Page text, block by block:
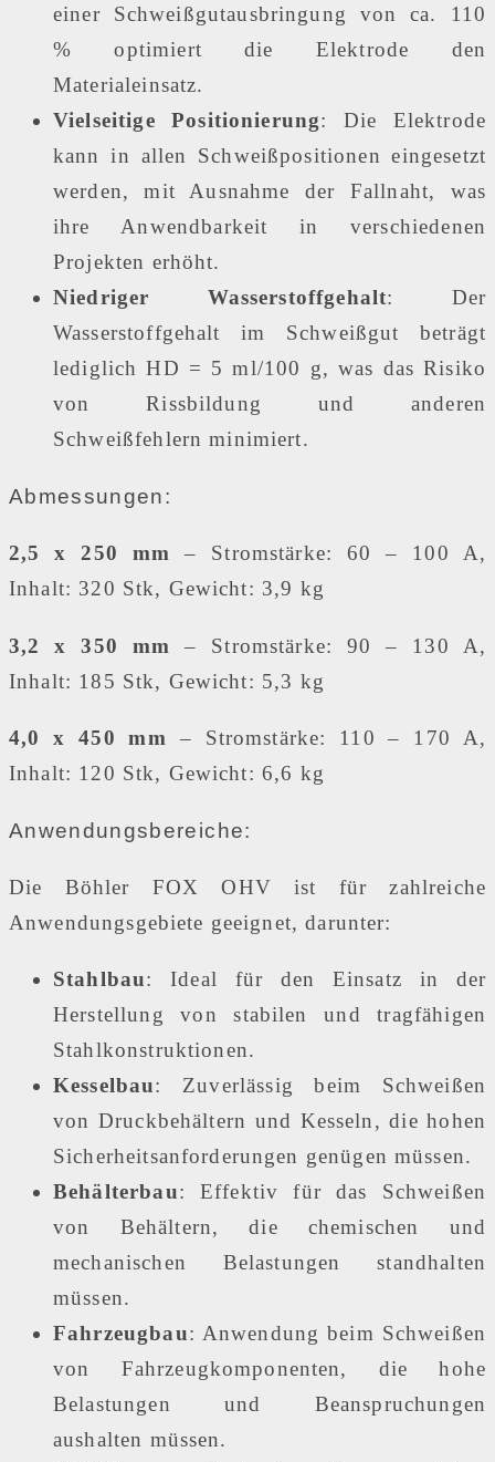
einer Schweißgutausbringung von ca. 110
% optimiert die Elektrode den
Materialeinsatz.
Vielseitige Positionierung: Die Elektrode
kann in allen Schweißpositionen eingesetzt
werden, mit Ausnahme der Fallnaht, was
ihre Anwendbarkeit in verschiedenen
Projekten erhöht.
Niedriger Wasserstoffgehalt: Der
Wasserstoffgehalt im Schweißgut beträgt
lediglich HD = 5 ml/100 g, was das Risiko
von Rissbildung und anderen
Schweißfehlern minimiert.
Abmessungen:
2,5 x 250 mm – Stromstärke: 60 – 100 A,
Inhalt: 320 Stk, Gewicht: 3,9 kg
3,2 x 350 mm
– Stromstärke: 90 – 130 A,
Inhalt: 185 Stk, Gewicht: 5,3 kg
4,0 x 450 mm – Stromstärke: 110 – 170 A,
Inhalt: 120 Stk, Gewicht: 6,6 kg
Anwendungsbereiche:
Die Böhler FOX OHV ist für zahlreiche
Anwendungsgebiete geeignet, darunter:
Stahlbau: Ideal für den Einsatz in der
Herstellung von stabilen und tragfähigen
Stahlkonstruktionen.
Kesselbau: Zuverlässig beim Schweißen
von Druckbehältern und Kesseln, die hohen
Sicherheitsanforderungen genügen müssen.
Behälterbau: Effektiv für das Schweißen
von Behältern, die chemischen und
mechanischen Belastungen standhalten
müssen.
Fahrzeugbau: Anwendung beim Schweißen
von Fahrzeugkomponenten, die hohe
Belastungen und Beanspruchungen
aushalten müssen.